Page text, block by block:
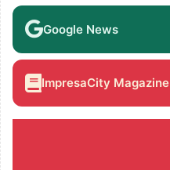
Google News
ImpresaCity Magazine